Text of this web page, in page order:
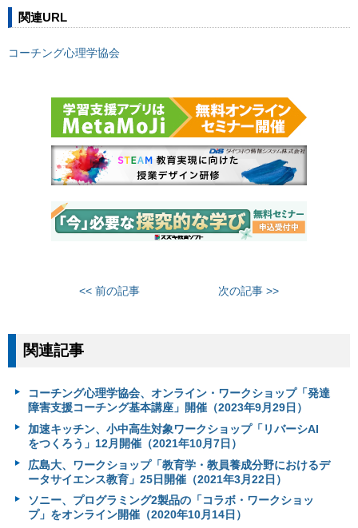
関連URL
コーチング心理学協会
<< 前の記事 次の記事 >>
関連記事
コーチング心理学協会、オンライン・ワークショップ「発達
障害支援コーチング基本講座」開催（2023年9月29日）
加速キッチン、小中高生対象ワークショップ「リバーシAI
をつくろう」12月開催（2021年10月7日）
広島大、ワークショップ「教育学・教員養成分野におけるデ
ータサイエンス教育」25日開催（2021年3月22日）
ソニー、プログラミング2製品の「コラボ・ワークショッ
プ」をオンライン開催（2020年10月14日）